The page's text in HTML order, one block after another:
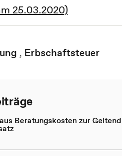
25.03.2020)
, Erbschaftsteuer
Beratungskosten zur